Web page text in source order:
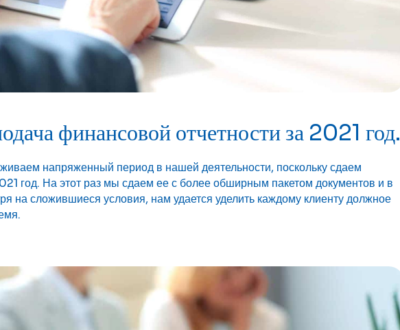
финансовой отчетности за 2021 год.
напряженный период в нашей деятельности, поскольку сдаем
год. На этот раз мы сдаем ее с более обширным пакетом документов и в
на сложившиеся условия, нам удается уделить каждому клиенту должное